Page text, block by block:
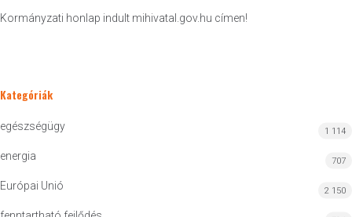
Kormányzati honlap indult mihivatal.gov.hu címen!
Kategóriák
egészségügy 1 114
energia 707
Európai Unió 2 150